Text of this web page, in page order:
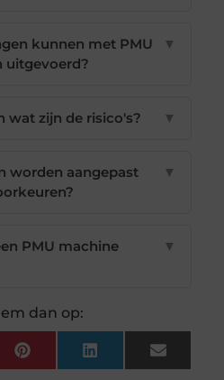
kunnen met PMU
uitgevoerd?
▼
wat zijn de risico's? ▼
worden aangepast
▼
PMU machine
▼
dan op:
Pinterest LinkedIn Email